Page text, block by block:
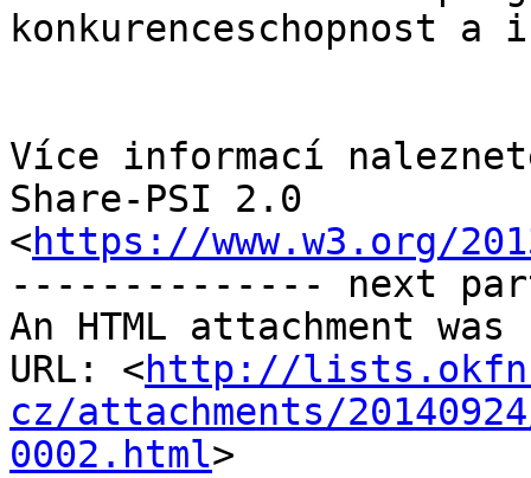
konkurenceschopnost a
Více informací
Share-PSI 2.0
<https://www.w3.org/
-------------- next
An HTML attachment
URL: <http://
cz/attachments/
0002.html